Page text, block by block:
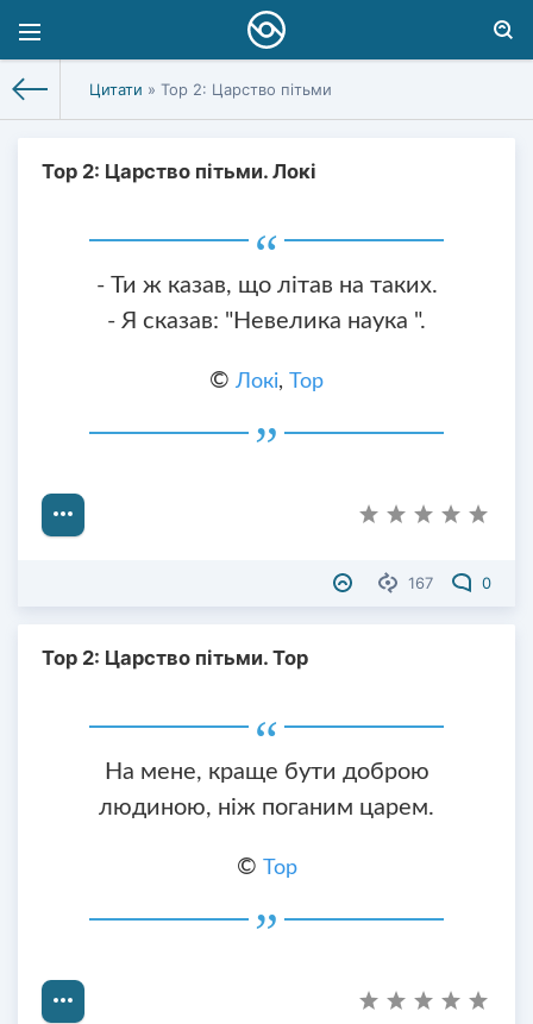
Цитати » Тор 2: Царство пітьми
Тор 2: Царство пітьми. Локі
- Ти ж казав, що літав на таких.
- Я сказав: "Невелика наука ".
© Локі, Тор
167 0
Тор 2: Царство пітьми. Тор
На мене, краще бути доброю
людиною, ніж поганим царем.
© Тор